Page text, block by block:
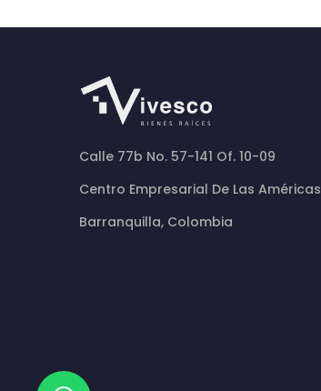
Calle 77b No. 57-141 Of. 10-09
Centro Empresarial De Las Américas
Barranquilla, Colombia